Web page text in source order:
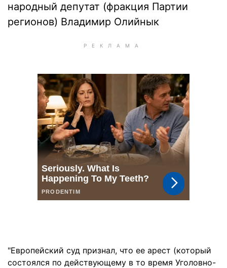
народный депутат (фракция Партии
регионов) Владимир Олийнык
"Европейский суд признал, что ее арест (который
состоялся по действующему в то время Уголовно-